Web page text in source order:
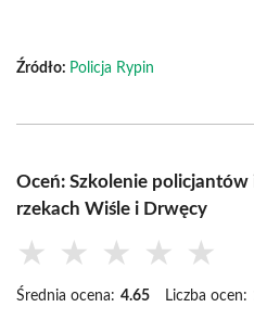
Źródło: Policja Rypin
Oceń: Szkolenie
rzekach Wiśle i Drwęcy
★ ★ ★ ★ ★
Średnia ocena: 4.65 Liczba ocen: